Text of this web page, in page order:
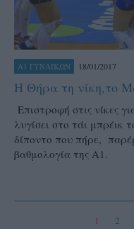
Α1 ΓΥΝΑΙΚΩΝ 18/01/2017
Η Θήρα τη νίκη,το
Επιστροφή στις νίκες
λυγίσει στο τάι
δίποντο που πήρε,
βαθμολογία της Α1.
1 2